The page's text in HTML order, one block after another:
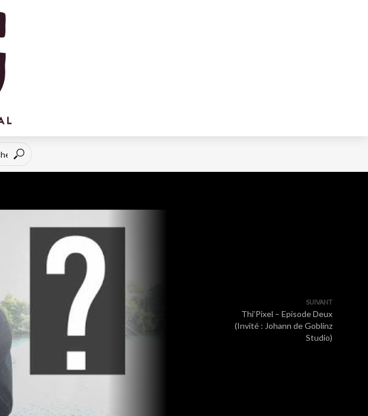
SUIVANT
Thi’Pixel – Episode Deux
(Invité : Johann de Goblinz
Studio)